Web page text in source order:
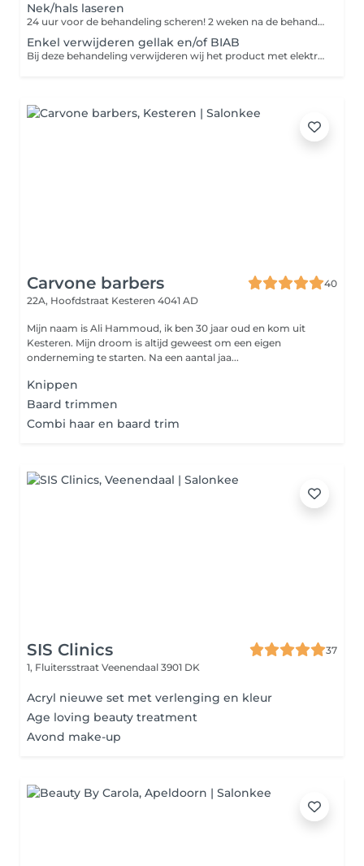
Nek/hals laseren
24 uur voor de behandeling scheren! 2 weken na de behandeling geen zon, zonnebank of bruiningscrème gebruiken
Enkel verwijderen gellak en/of BIAB
Bij deze behandeling verwijderen wij het product met elektrische frees en vijlen de nagels in gewenste vorm. Hierna verzorgen wij de nagels en handen met handcrème/nagelriemolie (van Dadi'óil)
Carvone barbers
40
22A, Hoofdstraat Kesteren 4041 AD
Mijn naam is Ali Hammoud, ik ben 30 jaar oud en kom uit
Kesteren. Mijn droom is altijd geweest om een eigen
onderneming te starten. Na een aantal jaa...
Knippen
Baard trimmen
Combi haar en baard trim
SIS Clinics
37
1, Fluitersstraat Veenendaal 3901 DK
Acryl nieuwe set met verlenging en kleur
Age loving beauty treatment
Avond make-up